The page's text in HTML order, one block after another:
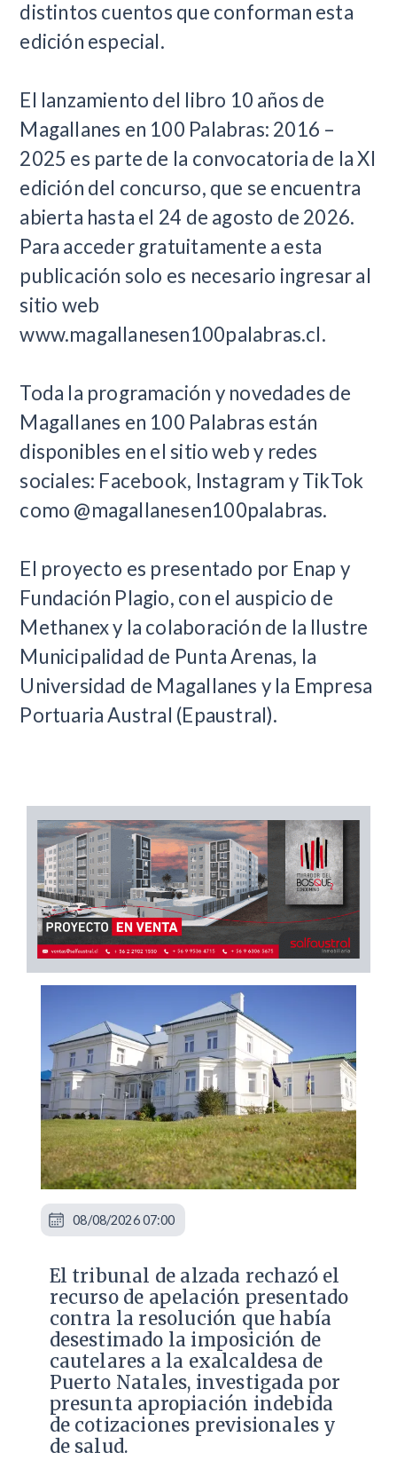
distintos cuentos que conforman esta
edición especial.
El lanzamiento del libro 10 años de
Magallanes en 100 Palabras: 2016 –
2025 es parte de la convocatoria de la XI
edición del concurso, que se encuentra
abierta hasta el 24 de agosto de 2026.
Para acceder gratuitamente a esta
publicación solo es necesario ingresar al
sitio web
www.magallanesen100palabras.cl.
Toda la programación y novedades de
Magallanes en 100 Palabras están
disponibles en el sitio web y redes
sociales: Facebook, Instagram y TikTok
como @magallanesen100palabras.
El proyecto es presentado por Enap y
Fundación Plagio, con el auspicio de
Methanex y la colaboración de la Ilustre
Municipalidad de Punta Arenas, la
Universidad de Magallanes y la Empresa
Portuaria Austral (Epaustral).
​El tribunal de alzada rechazó el
recurso de apelación presentado
contra la resolución que había
desestimado la imposición de
cautelares a la exalcaldesa de
Puerto Natales, investigada por
presunta apropiación indebida
de cotizaciones previsionales y
de salud.
08/08/2026 07:00